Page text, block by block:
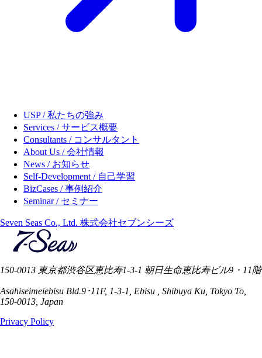
USP / 私たちの強み
Services / サービス概要
Consultants / コンサルタント
About Us / 会社情報
News / お知らせ
Self-Development / 自己学習
BizCases / 事例紹介
Seminar / セミナー
Seven Seas Co., Ltd. 株式会社セブンシーズ
150-0013 東京都渋谷区恵比寿1-3-1 朝日生命恵比寿ビル9・11階
Asahiseimeiebisu Bld.9･11F, 1-3-1, Ebisu , Shibuya Ku, Tokyo To,
150-0013, Japan
Privacy Policy